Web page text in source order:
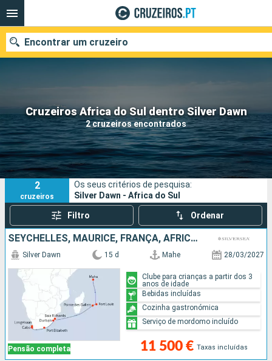
Cruzeiros Africa do Sul dentro Silver Dawn
2 cruzeiros encontrados
Encontrar um cruzeiro
Quando ir?
Data de partida
Portos Companhias
Pesquisar
2
cruzeiros
Os seus critérios de pesquisa:
Silver Dawn - Africa do Sul
Filtro Ordenar
SEYCHELLES, MAURICE, FRANÇA, AFRICA DO SUL
Pensão completa
Silver Dawn 15 d Mahe 28/03/2027
11 500 € Taxas incluídas
Clube para crianças a partir dos 3
anos de idade
Bebidas incluídas
Cozinha gastronómica
Serviço de mordomo incluído